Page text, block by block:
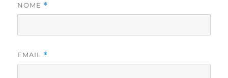
NOME *
EMAIL *